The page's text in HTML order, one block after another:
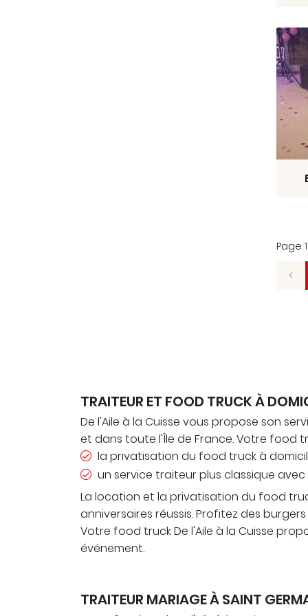
Page
TRAITEUR ET FOOD TRUCK À
De l'Aile à la Cuisse vous propose son
et dans toute l'Île de France. Votre food
la privatisation du food truck à
un service traiteur plus classique
La location et la privatisation du food
anniversaires réussis. Profitez des
Votre food truck De l'Aile à la Cuisse
événement.
TRAITEUR MARIAGE À SAINT